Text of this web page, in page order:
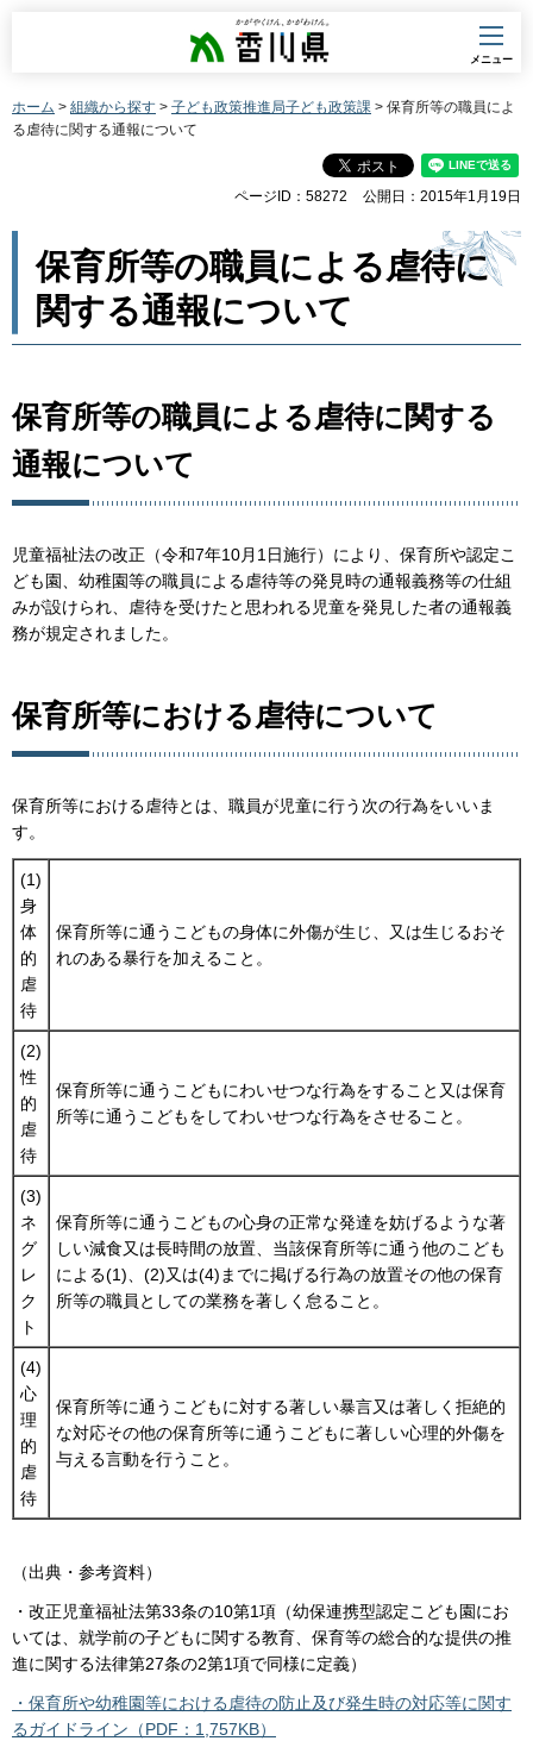
香川県
メニュー
ホーム > 組織から探す > 子ども政策推進局子ども政策課 > 保育所等の職員によ
る虐待に関する通報について
ページID：58272 公開日：2015年1月19日
保育所等の職員による虐待に
関する通報について
保育所等の職員による虐待に関する
通報について
児童福祉法の改正（令和7年10月1日施行）により、保育所や認定こ
ども園、幼稚園等の職員による虐待等の発見時の通報義務等の仕組
みが設けられ、虐待を受けたと思われる児童を発見した者の通報義
務が規定されました。
保育所等における虐待について
保育所等における虐待とは、職員が児童に行う次の行為をいいま
す。
(1)
身
体
的
虐
待
保育所等に通うこどもの身体に外傷が生じ、又は生じるおそ
れのある暴行を加えること。
(2)
性
的
虐
待
保育所等に通うこどもにわいせつな行為をすること又は保育
所等に通うこどもをしてわいせつな行為をさせること。
(3)
ネ
グ
レ
ク
ト
保育所等に通うこどもの心身の正常な発達を妨げるような著
しい減食又は長時間の放置、当該保育所等に通う他のこども
による(1)、(2)又は(4)までに掲げる行為の放置その他の保育
所等の職員としての業務を著しく怠ること。
(4)
心
理
的
虐
待
保育所等に通うこどもに対する著しい暴言又は著しく拒絶的
な対応その他の保育所等に通うこどもに著しい心理的外傷を
与える言動を行うこと。
（出典・参考資料）
・改正児童福祉法第33条の10第1項（幼保連携型認定こども園にお
いては、就学前の子どもに関する教育、保育等の総合的な提供の推
進に関する法律第27条の2第1項で同様に定義）
・保育所や幼稚園等における虐待の防止及び発生時の対応等に関す
るガイドライン（PDF：1,757KB）